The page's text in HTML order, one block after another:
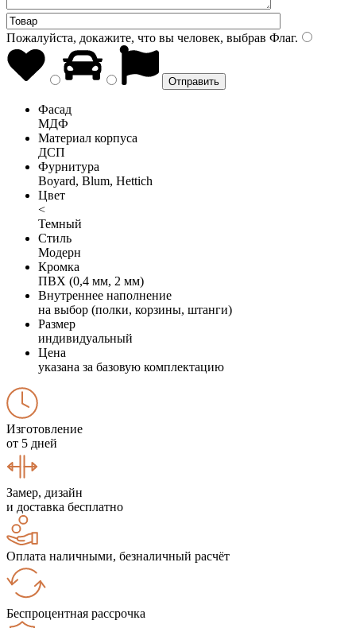
Пожалуйста, докажите, что вы человек, выбрав Флаг.
Фасад
МДФ
Материал корпуса
ДСП
Фурнитура
Boyard, Blum, Hettich
Цвет
<
Темный
Стиль
Модерн
Кромка
ПВХ (0,4 мм, 2 мм)
Внутреннее наполнение
на выбор (полки, корзины, штанги)
Размер
индивидуальный
Цена
указана за базовую комплектацию
Изготовление
от 5 дней
Замер, дизайн
и доставка бесплатно
Оплата наличными, безналичный расчёт
Беспроцентная рассрочка